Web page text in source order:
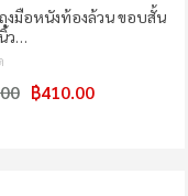
งมือหนังท้องล้วน ขอบสั้น
…
฿410.00